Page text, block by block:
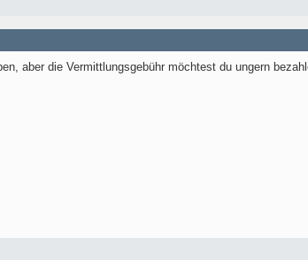
aber die Vermittlungsgebühr möchtest du ungern